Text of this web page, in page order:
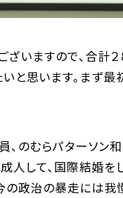
いますので、合計２
と思います。まず
のむらパターソン
して、国際結婚を
の政治の暴走には我